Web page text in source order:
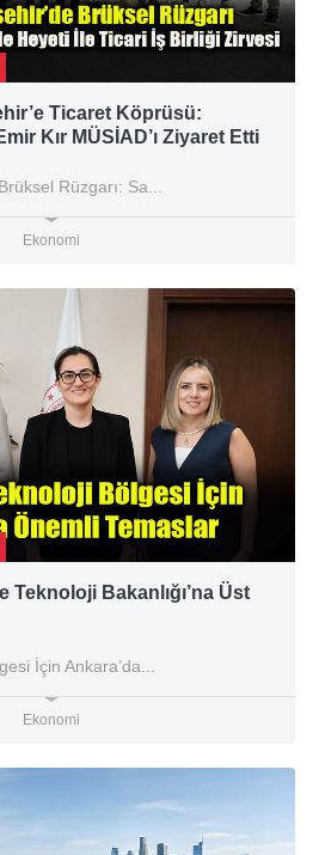
Ticaret Köprüsü:
Kır MÜSİAD’ı Ziyaret Etti
Rüzgarı: Sa...
Ekonomi
Teknoloji Bakanlığı’na Üst
İçin Ankara’da...
Ekonomi